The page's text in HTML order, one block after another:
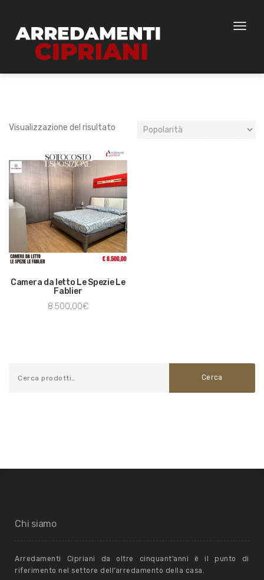
Toggle
Visualizzazione del risultato
Camera da letto Le Spezie Le
Fablier
8.500,00€
Cerca
Chi siamo
Arredamenti Cipriani da oltre cinquant’anni è il punto di
riferimento nel settore dell’arredamento della casa.